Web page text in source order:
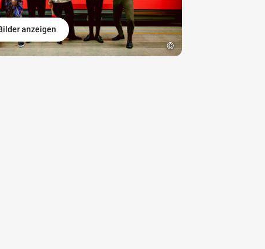
©
anzeigen